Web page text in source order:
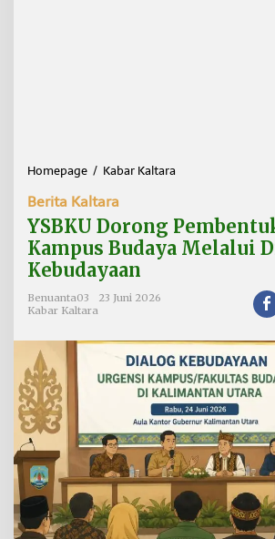
Homepage / Kabar Kaltara
K
U
D
e
m
b
e
n
t
u
k
a
n
K
Berita Kaltara
YSBKU Dorong
Kampus Budaya Melalui
Kebudayaan
Benuanta03
23 Juni 2026
Kabar Kaltara